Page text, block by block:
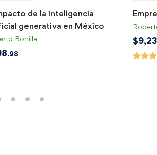
de la inteligencia
generativa en México
Bonilla
.98
$